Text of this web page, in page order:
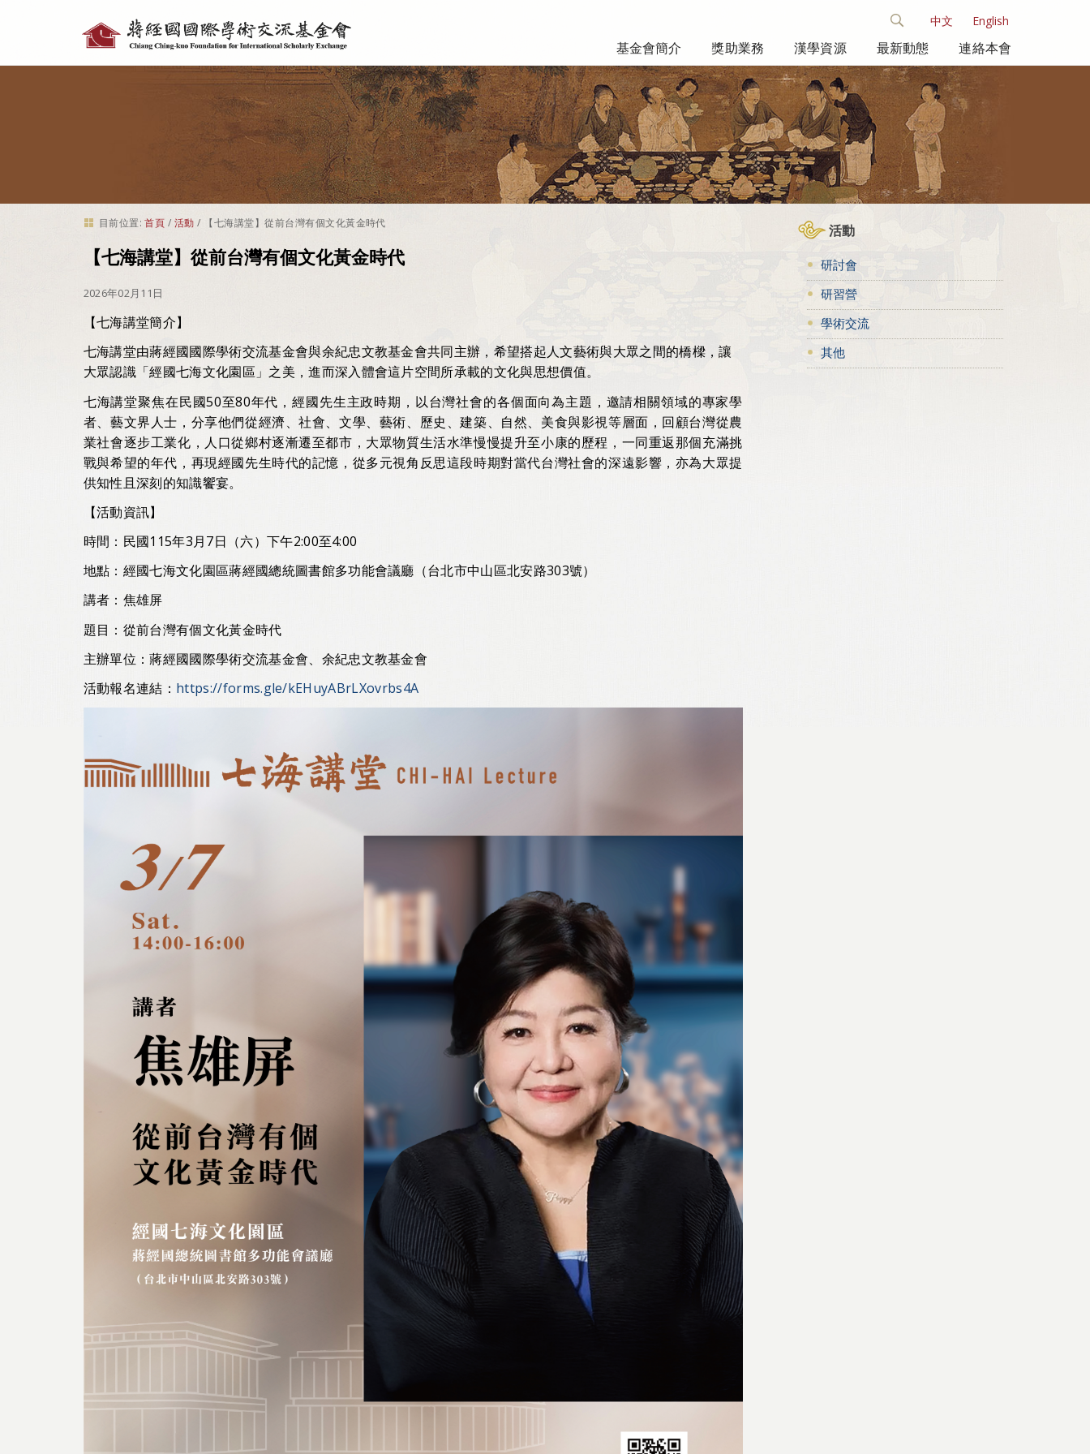
具
中文 English
基金會簡介 獎助業務 漢學資源 最新動態 連絡本會
目前位置: 首頁 / 活動 / 【七海講堂】從前台灣有個文化黃金時代
【七海講堂】從前台灣有個文化黃金時代
2026年02月11日
【七海講堂簡介】
七海講堂由蔣經國國際學術交流基金會與余紀忠文教基金會共同主辦，希望搭起人文藝術與大眾之間的橋樑，讓
大眾認識「經國七海文化園區」之美，進而深入體會這片空間所承載的文化與思想價值。
七海講堂聚焦在民國50至80年代，經國先生主政時期，以台灣社會的各個面向為主題，邀請相關領域的專家學
者、藝文界人士，分享他們從經濟、社會、文學、藝術、歷史、建築、自然、美食與影視等層面，回顧台灣從農
業社會逐步工業化，人口從鄉村逐漸遷至都市，大眾物質生活水準慢慢提升至小康的歷程，一同重返那個充滿挑
戰與希望的年代，再現經國先生時代的記憶，從多元視角反思這段時期對當代台灣社會的深遠影響，亦為大眾提
供知性且深刻的知識饗宴。
【活動資訊】
時間：民國115年3月7日（六）下午2:00至4:00
地點：經國七海文化園區蔣經國總統圖書館多功能會議廳（台北市中山區北安路303號）
講者：焦雄屏
題目：從前台灣有個文化黃金時代
主辦單位：蔣經國國際學術交流基金會、余紀忠文教基金會
活動報名連結： https://forms.gle/kEHuyABrLXovrbs4A
活動
研討會
研習營
學術交流
其他